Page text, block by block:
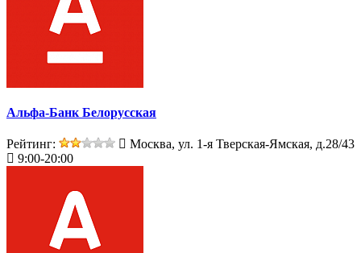
Альфа-Банк Белорусская
Рейтинг:
Москва, ул. 1-я Тверская-Ямская, д.28/43
9:00-20:00